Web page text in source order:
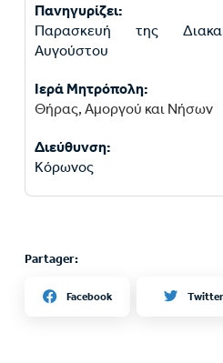
Πανηγυρίζει:
Παρασκευή της
Αυγούστου
Ιερά Μητρόπολη:
Θήρας, Αμοργού και Νήσων
Διεύθυνση:
Κόρωνος
Partager:
Facebook Twitter